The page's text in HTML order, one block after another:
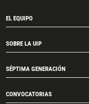
EL EQUIPO
SOBRE LA UIP
SÉPTIMA GENERACIÓN
CONVOCATORIAS